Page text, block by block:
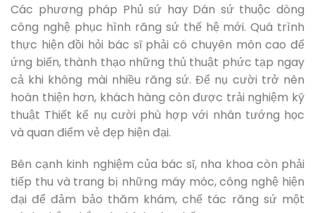
Các phương pháp Phủ sứ hay Dán sứ thuộc dòng
công nghệ phục hình răng sứ thế hệ mới. Quá trình
thực hiện đồi hỏi bác sĩ phải có chuyên môn cao để
ứng biến, thành thạo những thủ thuật phức tạp ngay
cả khi không mài nhiều răng sứ. Để nụ cười trở nên
hoàn thiện hơn, khách hàng còn được trải nghiệm kỹ
thuật Thiết kế nụ cười phù hợp với nhân tướng học
và quan điểm vẻ đẹp hiện đại.
Bên cạnh kinh nghiệm của bác sĩ, nha khoa còn phải
tiếp thu và trang bị những máy móc, công nghệ hiện
đại để đảm bảo thăm khám, chế tác răng sứ một